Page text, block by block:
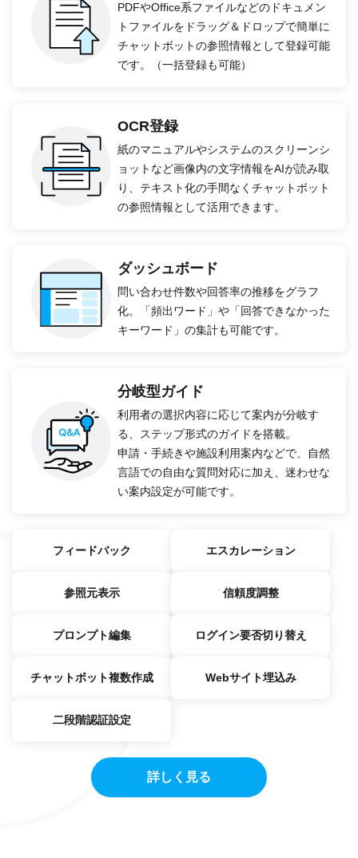
PDFやOffice系ファイルなどのドキュメン
トファイルをドラッグ＆ドロップで簡単に
チャットボットの参照情報として登録可能
です。（一括登録も可能）
OCR登録
紙のマニュアルやシステムのスクリーンシ
ョットなど画像内の文字情報をAIが読み取
り、テキスト化の手間なくチャットボット
の参照情報として活用できます。
ダッシュボード
問い合わせ件数や回答率の推移をグラフ
化。「頻出ワード」や「回答できなかった
キーワード」の集計も可能です。
分岐型ガイド
利用者の選択内容に応じて案内が分岐す
る、ステップ形式のガイドを搭載。
申請・手続きや施設利用案内などで、自然
言語での自由な質問対応に加え、迷わせな
い案内設定が可能です。
フィードバック エスカレーション
参照元表示 信頼度調整
プロンプト編集 ログイン要否切り替え
チャットボット複数作成 Webサイト埋込み
二段階認証設定
詳しく見る